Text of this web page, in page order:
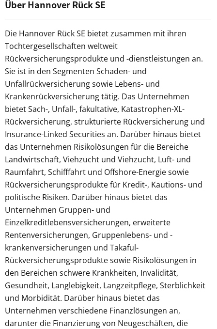
Über Hannover Rück SE
Die Hannover Rück SE bietet zusammen mit ihren
Tochtergesellschaften weltweit
Rückversicherungsprodukte und -dienstleistungen an.
Sie ist in den Segmenten Schaden- und
Unfallrückversicherung sowie Lebens- und
Krankenrückversicherung tätig. Das Unternehmen
bietet Sach-, Unfall-, fakultative, Katastrophen-XL-
Rückversicherung, strukturierte Rückversicherung und
Insurance-Linked Securities an. Darüber hinaus bietet
das Unternehmen Risikolösungen für die Bereiche
Landwirtschaft, Viehzucht und Viehzucht, Luft- und
Raumfahrt, Schifffahrt und Offshore-Energie sowie
Rückversicherungsprodukte für Kredit-, Kautions- und
politische Risiken. Darüber hinaus bietet das
Unternehmen Gruppen- und
Einzelkreditlebensversicherungen, erweiterte
Rentenversicherungen, Gruppenlebens- und -
krankenversicherungen und Takaful-
Rückversicherungsprodukte sowie Risikolösungen in
den Bereichen schwere Krankheiten, Invalidität,
Gesundheit, Langlebigkeit, Langzeitpflege, Sterblichkeit
und Morbidität. Darüber hinaus bietet das
Unternehmen verschiedene Finanzlösungen an,
darunter die Finanzierung von Neugeschäften, die